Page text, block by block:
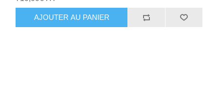
AJOUTER AU PANIER